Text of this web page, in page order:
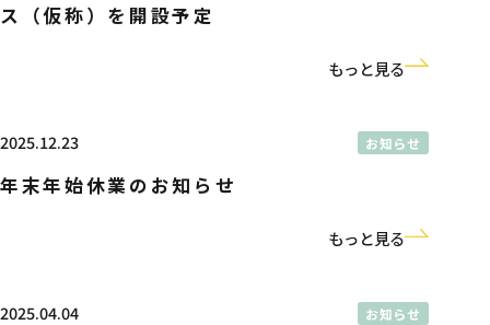
ス（仮称）を開設予定
もっと見る
2025.12.23 お知らせ
年末年始休業のお知らせ
もっと見る
2025.04.04 お知らせ